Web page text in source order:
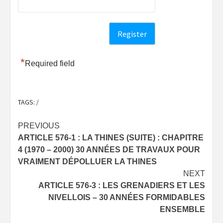
*Required field
TAGS: /
Post
navigation
PREVIOUS
ARTICLE 576-1 : LA THINES (SUITE) : CHAPITRE
4 (1970 – 2000) 30 ANNÉES DE TRAVAUX POUR
VRAIMENT DÉPOLLUER LA THINES
NEXT
ARTICLE 576-3 : LES GRENADIERS ET LES
NIVELLOIS – 30 ANNÉES FORMIDABLES
ENSEMBLE